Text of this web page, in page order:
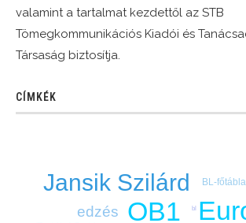
valamint a tartalmat kezdettől az STB
Tömegkommunikációs Kiadói és
Társaság biztosítja.
CÍMKÉK
OB1
Jansik Szilárd
edzés
BL-főtábla
bl